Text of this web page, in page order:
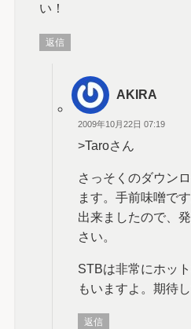
い！
返信
AKIRA
2009年10月22日 07:19
>Taroさん
さっそくのダウン
ます。手前味噌で
出来ましたので、
さい。
STBは非常にホッ
もいますよ。期待
返信